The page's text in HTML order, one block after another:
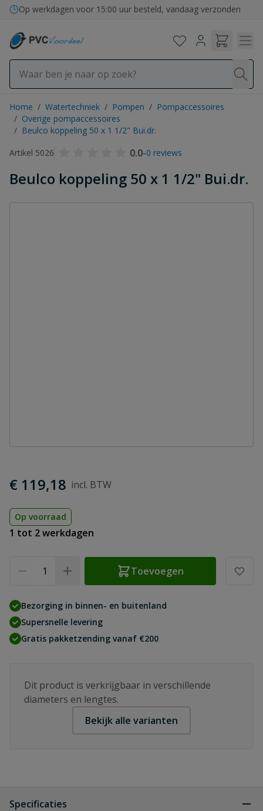
Ga naar de inhoud
Op werkdagen voor 15:00 uur besteld, vandaag verzonden
Home / Watertechniek / Pompen / Pompaccessoires
/ Overige pompaccessoires
/ Beulco koppeling 50 x 1 1/2" Bui.dr.
Artikel 5026
0.0-0 reviews
Beulco koppeling 50 x 1 1/2" Bui.dr.
€ 119,18
Op voorraad
1 tot 2 werkdagen
Toevoegen
Bezorging in binnen- en buitenland
Supersnelle levering
Gratis pakketzending vanaf €200
Dit product is verkrijgbaar in verschillende
diameters en lengtes.
Bekijk alle varianten
Specificaties